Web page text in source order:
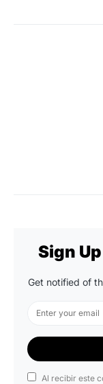
Sign
Get notified of
Al recibir este